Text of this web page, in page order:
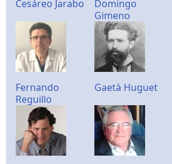
Cesáreo Jarabo
Domingo
Gimeno
Fernando
Reguillo
Gaetà Huguet